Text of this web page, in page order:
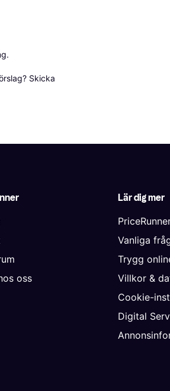
Skicka
oss
Lär dig mer
Vanliga
Trygg
Villkor &
Cookie-
Digital